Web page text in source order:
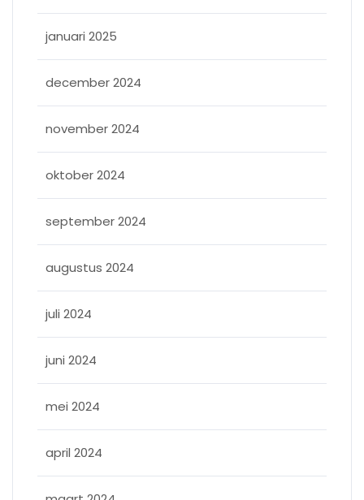
januari 2025
december 2024
november 2024
oktober 2024
september 2024
augustus 2024
juli 2024
juni 2024
mei 2024
april 2024